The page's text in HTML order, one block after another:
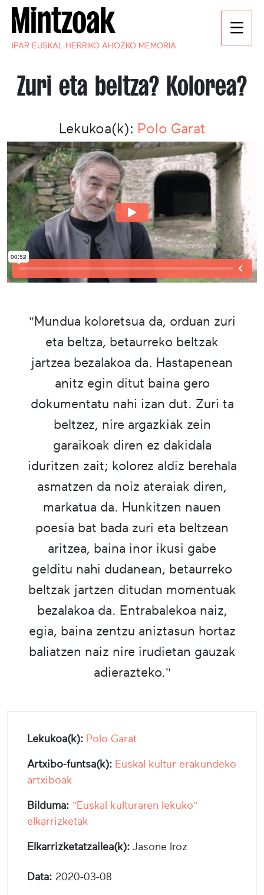
IPAR EUSKAL HERRIKO AHOZKO MEMORIA
Zuri eta beltza? Kolorea?
Lekukoa(k): Polo Garat
"Mundua koloretsua da, orduan zuri
eta beltza, betaurreko beltzak
jartzea bezalakoa da. Hastapenean
anitz egin ditut baina gero
dokumentatu nahi izan dut. Zuri ta
beltzez, nire argazkiak zein
garaikoak diren ez dakidala
iduritzen zait; kolorez aldiz berehala
asmatzen da noiz ateraiak diren,
markatua da. Hunkitzen nauen
poesia bat bada zuri eta beltzean
aritzea, baina inor ikusi gabe
gelditu nahi dudanean, betaurreko
beltzak jartzen ditudan momentuak
bezalakoa da. Entrabalekoa naiz,
egia, baina zentzu aniztasun hortaz
baliatzen naiz nire irudietan gauzak
adierazteko."
Lekukoa(k): Polo Garat
Artxibo-funtsa(k): Euskal kultur erakundeko
artxiboak
Bilduma: "Euskal kulturaren lekuko"
elkarrizketak
Elkarrizketatzailea(k): Jasone Iroz
Data: 2020-03-08